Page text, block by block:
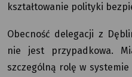
kształtowanie polityki
Obecność delegacji z
nie jest przypadkowa.
szczególną rolę w